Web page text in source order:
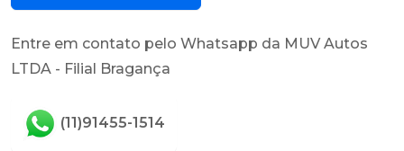
Entre em contato pelo Whatsapp da MUV Autos
LTDA - Filial Bragança
(11)91455-1514